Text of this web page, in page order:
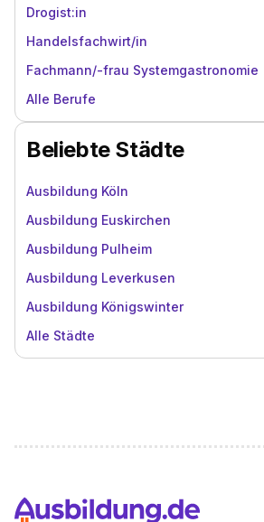
Drogist:in
Handelsfachwirt/in
Fachmann/-frau Systemgastronomie
Alle Berufe
Beliebte Städte
Ausbildung Köln
Ausbildung Euskirchen
Ausbildung Pulheim
Ausbildung Leverkusen
Ausbildung Königswinter
Alle Städte